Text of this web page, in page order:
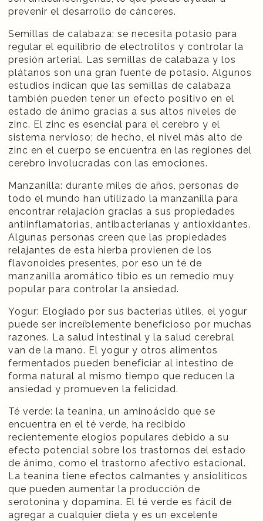
prevenir el desarrollo de cánceres.
Semillas de calabaza: se necesita potasio para
regular el equilibrio de electrolitos y controlar la
presión arterial. Las semillas de calabaza y los
plátanos son una gran fuente de potasio. Algunos
estudios indican que las semillas de calabaza
también pueden tener un efecto positivo en el
estado de ánimo gracias a sus altos niveles de
zinc. El zinc es esencial para el cerebro y el
sistema nervioso; de hecho, el nivel más alto de
zinc en el cuerpo se encuentra en las regiones del
cerebro involucradas con las emociones.
Manzanilla: durante miles de años, personas de
todo el mundo han utilizado la manzanilla para
encontrar relajación gracias a sus propiedades
antiinflamatorias, antibacterianas y antioxidantes.
Algunas personas creen que las propiedades
relajantes de esta hierba provienen de los
flavonoides presentes, por eso un té de
manzanilla aromático tibio es un remedio muy
popular para controlar la ansiedad.
Yogur: Elogiado por sus bacterias útiles, el yogur
puede ser increíblemente beneficioso por muchas
razones. La salud intestinal y la salud cerebral
van de la mano. El yogur y otros alimentos
fermentados pueden beneficiar al intestino de
forma natural al mismo tiempo que reducen la
ansiedad y promueven la felicidad.
Té verde: la teanina, un aminoácido que se
encuentra en el té verde, ha recibido
recientemente elogios populares debido a su
efecto potencial sobre los trastornos del estado
de ánimo, como el trastorno afectivo estacional.
La teanina tiene efectos calmantes y ansiolíticos
que pueden aumentar la producción de
serotonina y dopamina. El té verde es fácil de
agregar a cualquier dieta y es un excelente